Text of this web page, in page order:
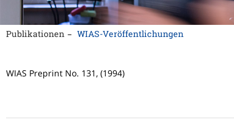
Publikationen WIAS-Veröffentlichungen
WIAS Preprint No. 131, (1994)